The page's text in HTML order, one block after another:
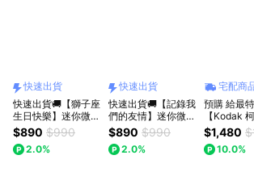
快速出貨
快速出貨🚚【獅子座
生日快樂】迷你微型
數位拍照錄影相機
RP-1 RASTO
$890 $990
2.0%
快速出貨
快速出貨🚚【記錄我
們的友情】迷你微型
數位拍照錄影相機
RP-1 RASTO
$890 $990
2.0%
宅配商
預購 給最
【Kodak 柯
Kodak
你數位相機
盒
$1,480
10.0%